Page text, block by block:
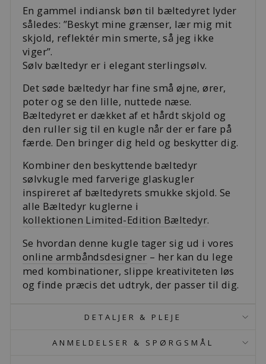
En gammel indiansk bøn til bæltedyret lyder
således: ”Beskyt mine grænser, lær mig mit
skjold, reflektér min smerte, så jeg ikke
viger”.
Sølv bæltedyr er i elegant sterlingsølv.
Det søde bæltedyr har fine små øjne, ører,
poter og se den lille, nuttede næse.
Bæltedyret er dækket af et hårdt skjold og
den ruller sig til en kugle når der er fare på
færde. Den bringer dig held og beskytter dig.
Kombiner den beskyttende bæltedyr
sølvkugle med farverige glaskugler
inspireret af bæltedyrets smukke skjold. Se
alle Bæltedyr kuglerne i
kollektionen Limited-Edition Bæltedyr.
Se hvordan denne kugle tager sig ud i vores
online armbåndsdesigner – her kan du lege
med kombinationer, slippe kreativiteten løs
og finde præcis det udtryk, der passer til dig.
DETALJER & PLEJE
ANMELDELSER & SPØRGSMÅL